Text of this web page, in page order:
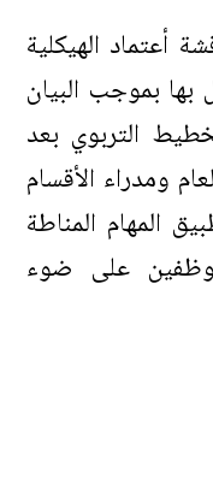
أعتماد الهيكلية
بها بموجب البيان
التربوي بعد
ومدراء الأقسام
المهام المناطة
على ضوء